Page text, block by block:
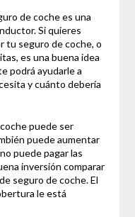
de coche es una
Si quieres
tu seguro de coche, o
es una buena idea
podrá ayudarle a
y cuánto debería
puede ser
puede aumentar
puede pagar las
inversión comparar
seguro de coche. El
le está